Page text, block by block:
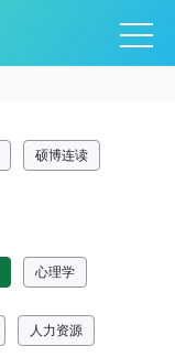
硕博连读
心理学
人力资源